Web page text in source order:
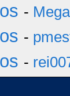
-
-
-